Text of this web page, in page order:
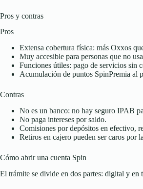
Pros y contras
Pros
Extensa cobertura física: más Oxxos
Muy accesible para personas que no
Funciones útiles: pago de servicios sin
Acumulación de puntos SpinPremia al
Contras
No es un banco: no hay seguro IPAB
No paga intereses por saldo.
Comisiones por depósitos en efectivo,
Retiros en cajero pueden ser caros por
Cómo abrir una cuenta Spin
El trámite se divide en dos partes: digital y en